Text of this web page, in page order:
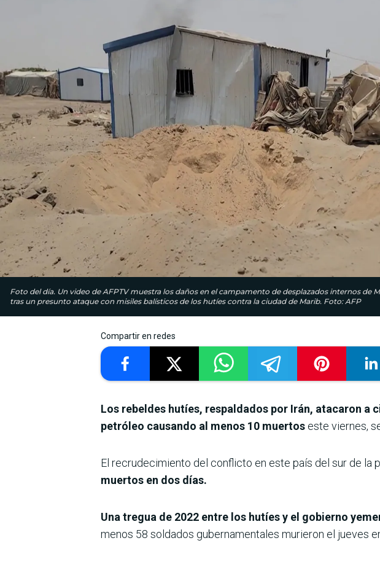
Foto del día. Un video de AFPTV muestra los daños en el campamento de desplazados internos de
tras un presunto ataque con misiles balísticos de los hutíes contra la ciudad de Marib. Foto: AFP
Compartir en redes
Los rebeldes hutíes, respaldados por Irán, atacaron a
petróleo causando al menos 10 muertos este viernes,
El recrudecimiento del conflicto en este país del sur de la
muertos en dos días.
Una tregua de 2022 entre los hutíes y el gobierno
menos 58 soldados gubernamentales murieron el jueves